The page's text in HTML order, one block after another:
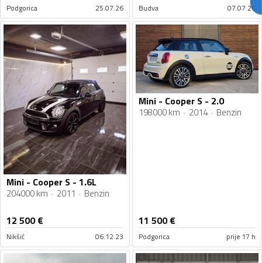
Podgorica 25.07.26 Budva 07.07.26
Mini - Cooper S - 1.6L
204000 km 2011 Benzin
12 500€
Nikšić 06.12.23
Mini - Cooper S - 2.0
198000 km 2014 Benzin
11 500€
Podgorica prije 17 h